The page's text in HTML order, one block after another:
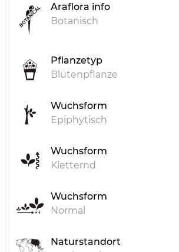
Araflora info
Botanisch
Pflanzetyp
Blütenpflanze
Wuchsform
Epiphytisch
Wuchsform
Kletternd
Wuchsform
Normal
Naturstandort